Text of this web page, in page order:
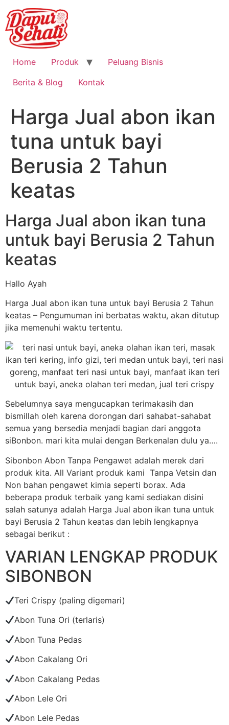
Home Produk
Peluang Bisnis
Berita & Blog
Kontak
Harga Jual abon ikan
tuna untuk bayi
Berusia 2 Tahun
keatas
Harga Jual abon ikan tuna
untuk bayi Berusia 2 Tahun
keatas
Hallo Ayah
Harga Jual abon ikan tuna untuk bayi Berusia 2 Tahun
keatas – Pengumuman ini berbatas waktu, akan ditutup
jika memenuhi waktu tertentu.
Sebelumnya saya mengucapkan terimakasih dan
bismillah oleh karena dorongan dari sahabat-sahabat
semua yang bersedia menjadi bagian dari anggota
siBonbon. mari kita mulai dengan Berkenalan dulu ya….
Sibonbon Abon Tanpa Pengawet adalah merek dari
produk kita. All Variant produk kami Tanpa Vetsin dan
Non bahan pengawet kimia seperti borax. Ada
beberapa produk terbaik yang kami sediakan disini
salah satunya adalah Harga Jual abon ikan tuna untuk
bayi Berusia 2 Tahun keatas dan lebih lengkapnya
sebagai berikut :
VARIAN LENGKAP PRODUK
SIBONBON
Teri Crispy (paling digemari)
Abon Tuna Ori (terlaris)
Abon Tuna Pedas
Abon Cakalang Ori
Abon Cakalang Pedas
Abon Lele Ori
Abon Lele Pedas